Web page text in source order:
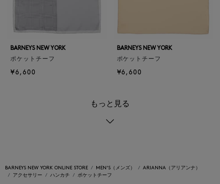
BARNEYS NEW YORK
ポケットチーフ
¥6,600
BARNEYS NEW YORK
ポケットチーフ
¥6,600
もっと見る
BARNEYS NEW YORK ONLINE STORE MEN'S（メンズ）
ARIANNA（アリアンナ）
アクセサリー
ハンカチ ポケットチーフ